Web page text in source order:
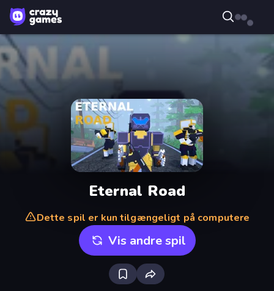
Eternal Road
Dette spil er kun tilgængeligt på computere
Vis andre spil